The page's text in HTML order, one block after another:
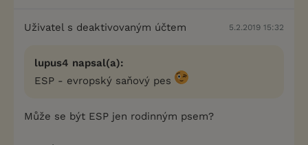
Uživatel s deaktivovaným účtem 5.2.2019 15:32
lupus4 napsal(a):
ESP - evropský saňový pes
Může se být ESP jen rodinným psem?